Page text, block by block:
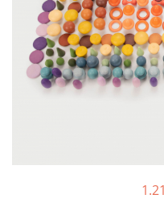
Vopsele
Biciclete si Triciclete
Biciclete
Accesorii